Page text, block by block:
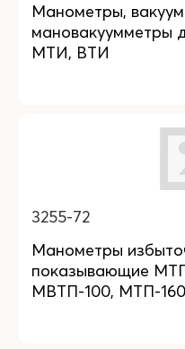
Манометры,
мановакуумметры
МТИ, ВТИ
3255-72
Манометры
показывающие
МВТП-100, МТП-